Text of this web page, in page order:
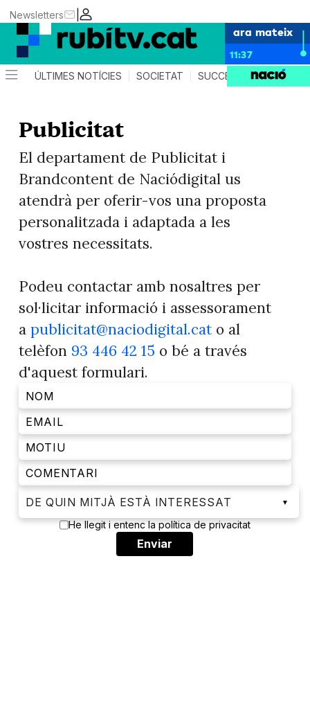
|
Newsletters
ara mateix
11:37
ÚLTIMES NOTÍCIES SOCIETAT SUCCESSOS
Publicitat
El departament de Publicitat i
Brandcontent de Naciódigital us
atendrà per oferir-vos una proposta
personalitzada i adaptada a les
vostres necessitats.
Podeu contactar amb nosaltres per
sol·licitar informació i assessorament
apublicitat@naciodigital.cat o al
telèfon 93 446 42 15 o bé a través
d'aquest formulari.
▼
He llegit i entenc la política de privacitat
Enviar